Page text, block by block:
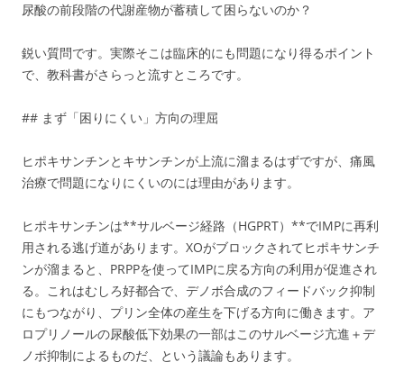
尿酸の前段階の代謝産物が蓄積して困らないのか？
鋭い質問です。実際そこは臨床的にも問題になり得るポイント
で、教科書がさらっと流すところです。
## まず「困りにくい」方向の理屈
ヒポキサンチンとキサンチンが上流に溜まるはずですが、痛風
治療で問題になりにくいのには理由があります。
ヒポキサンチンは**サルベージ経路（HGPRT）**でIMPに再利
用される逃げ道があります。XOがブロックされてヒポキサンチ
ンが溜まると、PRPPを使ってIMPに戻る方向の利用が促進され
る。これはむしろ好都合で、デノボ合成のフィードバック抑制
にもつながり、プリン全体の産生を下げる方向に働きます。ア
ロプリノールの尿酸低下効果の一部はこのサルベージ亢進＋デ
ノボ抑制によるものだ、という議論もあります。